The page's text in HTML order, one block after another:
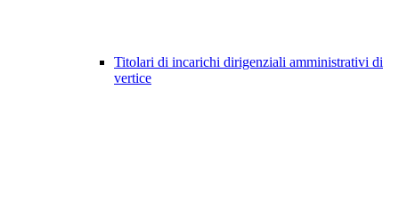
Titolari di incarichi dirigenziali amministrativi di
vertice